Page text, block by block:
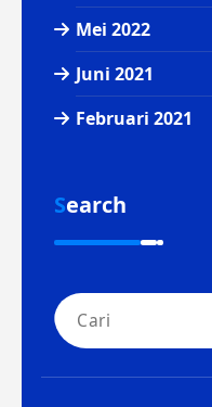
Mei 2022
Juni 2021
Februari 2021
Search
Pencarian
untuk: